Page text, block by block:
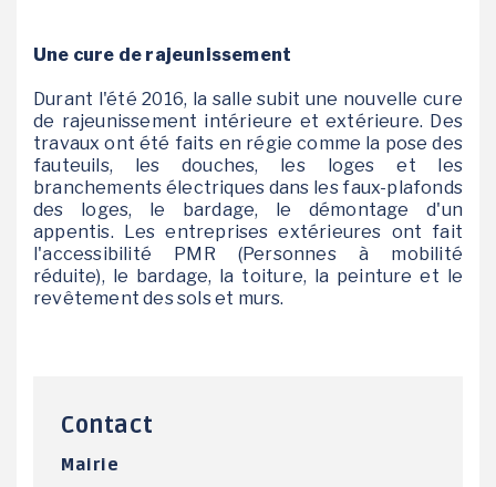
Une cure de rajeunissement
Durant l'été 2016, la salle subit une nouvelle cure
de rajeunissement intérieure et extérieure. Des
travaux ont été faits en régie comme la pose des
fauteuils, les douches, les loges et les
branchements électriques dans les faux-plafonds
des loges, le bardage, le démontage d'un
appentis. Les entreprises extérieures ont fait
l'accessibilité PMR (Personnes à mobilité
réduite), le bardage, la toiture, la peinture et le
revêtement des sols et murs.
Contact
Mairie